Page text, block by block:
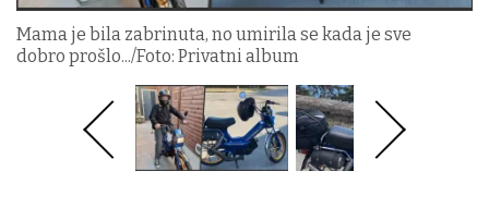
Mama je bila zabrinuta, no umirila se kada je sve
dobro prošlo.../Foto: Privatni album